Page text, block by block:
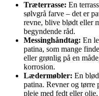
Træterrasse: En
sølvgrå farve – det er
revne, blive blødt eller
begyndende råd.
Messinghåndtag: En
patina, som mange
eller grønlig på en
korrosion.
Lædermøbler: En
patina. Revner og tørre
pleje med fedt eller olie.